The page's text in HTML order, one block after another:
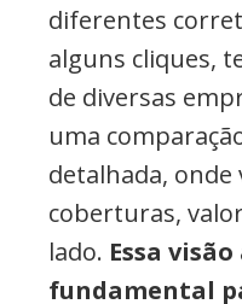
diferentes
alguns cliques,
de diversas
uma
detalhada, onde
coberturas,
lado. Essa
fundamental